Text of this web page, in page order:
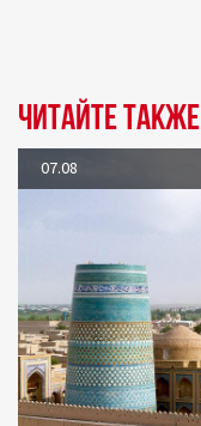
Читайте также
07.08